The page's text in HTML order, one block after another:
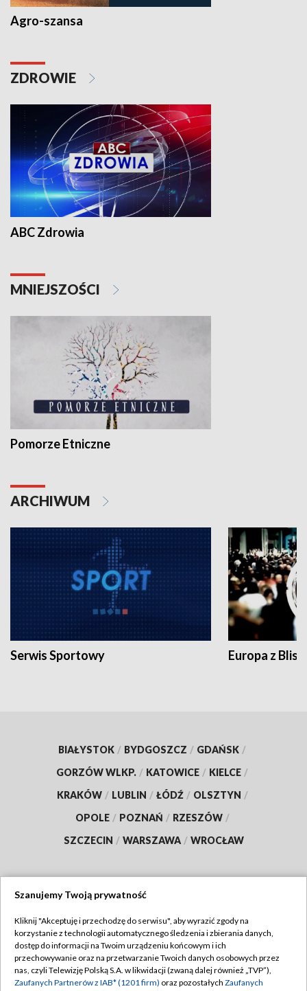
Agro-szansa
ZDROWIE
ABC Zdrowia
MNIEJSZOŚCI
Pomorze Etniczne
ARCHIWUM
Serwis Sportowy Europa z
BIAŁYSTOK / BYDGOSZCZ / GDAŃSK /
GORZÓW WLKP. / KATOWICE / KIELCE /
KRAKÓW / LUBLIN / ŁÓDŹ / OLSZTYN /
OPOLE / POZNAŃ / RZESZÓW /
SZCZECIN / WARSZAWA / WROCŁAW
TVP
Abonament TVP
Emisja w TVP
Regulamin TVP
Polityka prywatności
Szanujemy Twoją prywatność
Kliknij "Akceptuję i przechodzę do serwisu", aby wyrazić zgody na
korzystanie z technologii automatycznego śledzenia i zbierania danych,
dostęp do informacji na Twoim urządzeniu końcowym i ich
przechowywanie oraz na przetwarzanie Twoich danych osobowych przez
nas, czyli Telewizję Polską S.A. w likwidacji (zwaną dalej również „TVP”),
Zaufanych Partnerów z IAB* (1201 firm) oraz pozostałych Zaufanych